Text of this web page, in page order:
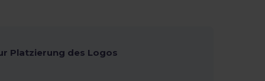
Platzierung des Logos